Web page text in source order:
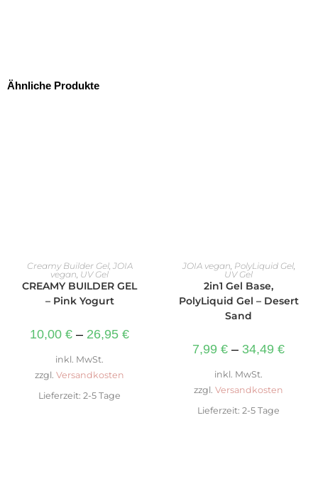
Ähnliche Produkte
AUSFÜHRUNG WÄHLEN
Creamy Builder Gel, JOIA
vegan UV Gel
CREAMY BUILDER GEL
– Pink Yogurt
10,00 € – 26,95 €
inkl. MwSt.
zzgl. Versandkosten
Lieferzeit: 2-5 Tage
AUSFÜHRUNG WÄHLEN
JOIA vegan PolyLiquid Gel,
UV Gel
2in1 Gel Base,
PolyLiquid Gel – Desert
Sand
7,99 € – 34,49 €
inkl. MwSt.
zzgl. Versandkosten
Lieferzeit: 2-5 Tage